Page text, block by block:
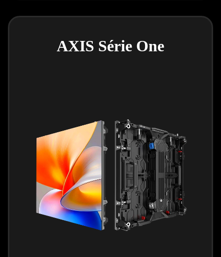
AXIS Série One